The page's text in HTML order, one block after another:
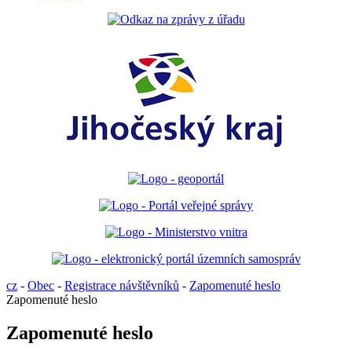
cz - Obec - Registrace návštěvníků - Zapomenuté heslo
Zapomenuté heslo
Zapomenuté heslo